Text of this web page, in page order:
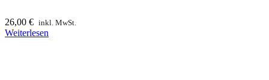
26,00 € inkl. MwSt.
Weiterlesen